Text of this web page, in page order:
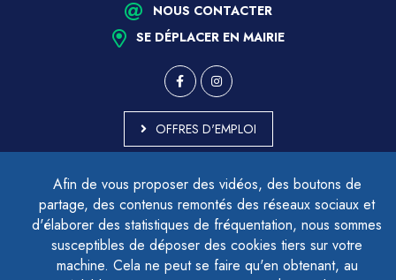
Afin de vous proposer des vidéos, des boutons de
partage, des contenus remontés des réseaux sociaux et
d'élaborer des statistiques de fréquentation, nous sommes
susceptibles de déposer des cookies tiers sur votre
machine. Cela ne peut se faire qu'en obtenant, au
NOUS CONTACTER
SE DÉPLACER EN MAIRIE
OFFRES D'EMPLOI
ACCESSIBILITÉ - PARTIELLEMENT CONFORME
PLAN DU SITE
MENTIONS LÉGALES
CONTACTER LE DÉLÉGUÉ À LA PROTECTION DES DONNÉES
GESTION DES COOKIES